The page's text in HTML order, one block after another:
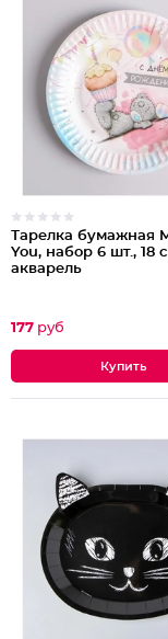
Тарелка бумажная
You, набор 6 шт., 18
акварель
177 руб